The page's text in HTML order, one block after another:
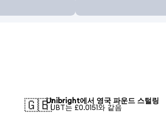
🇬🇧Unibright에서 영국 파운드 스털링
1 UBT는 £0.0151와 같음